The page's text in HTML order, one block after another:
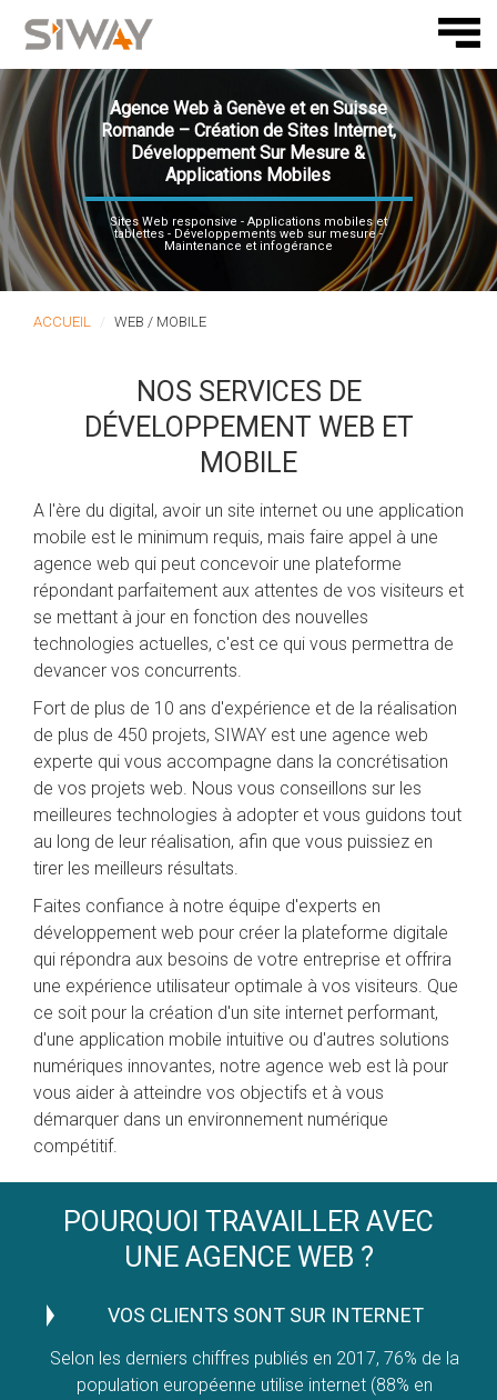
Agence Web à Genève et en Suisse
Romande – Création de Sites Internet,
Développement Sur Mesure &
Applications Mobiles
Sites Web responsive - Applications mobiles et
tablettes - Développements web sur mesure -
Maintenance et infogérance
ACCUEIL WEB / MOBILE
NOS SERVICES DE
DÉVELOPPEMENT WEB ET
MOBILE
A l'ère du digital, avoir un site internet ou une application
mobile est le minimum requis, mais faire appel à une
agence web qui peut concevoir une plateforme
répondant parfaitement aux attentes de vos visiteurs et
se mettant à jour en fonction des nouvelles
technologies actuelles, c'est ce qui vous permettra de
devancer vos concurrents.
Fort de plus de 10 ans d'expérience et de la réalisation
de plus de 450 projets, SIWAY est une agence web
experte qui vous accompagne dans la concrétisation
de vos projets web. Nous vous conseillons sur les
meilleures technologies à adopter et vous guidons tout
au long de leur réalisation, afin que vous puissiez en
tirer les meilleurs résultats.
Faites confiance à notre équipe d'experts en
développement web pour créer la plateforme digitale
qui répondra aux besoins de votre entreprise et offrira
une expérience utilisateur optimale à vos visiteurs. Que
ce soit pour la création d'un site internet performant,
d'une application mobile intuitive ou d'autres solutions
numériques innovantes, notre agence web est là pour
vous aider à atteindre vos objectifs et à vous
démarquer dans un environnement numérique
compétitif.
POURQUOI TRAVAILLER AVEC
UNE AGENCE WEB ?
VOS CLIENTS SONT SUR INTERNET
Selon les derniers chiffres publiés en 2017, 76% de la
population européenne utilise internet (88% en